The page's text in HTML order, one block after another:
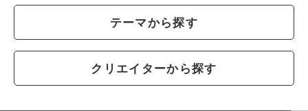
テーマから探す
クリエイターから探す